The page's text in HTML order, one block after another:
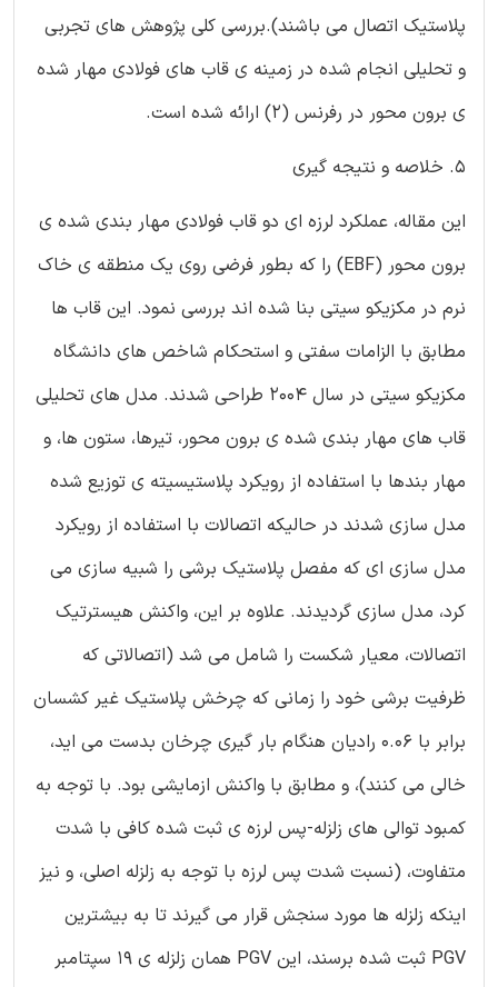
پلاستیک اتصال می باشند).بررسی کلی پژوهش های تجربی
و تحلیلی انجام شده در زمینه ی قاب های فولادی مهار شده
ی برون محور در رفرنس (2) ارائه شده است.
5. خلاصه و نتیجه گیری
این مقاله، عملکرد لرزه ای دو قاب فولادی مهار بندی شده ی
برون محور (EBF) را که بطور فرضی روی یک منطقه ی خاک
نرم در مکزیکو سیتی بنا شده اند بررسی نمود. این قاب ها
مطابق با الزامات سفتی و استحکام شاخص های دانشگاه
مکزیکو سیتی در سال 2004 طراحی شدند. مدل های تحلیلی
قاب های مهار بندی شده ی برون محور، تیرها، ستون ها، و
مهار بندها با استفاده از رویکرد پلاستیسیته ی توزیع شده
مدل سازی شدند در حالیکه اتصالات با استفاده از رویکرد
مدل سازی ای که مفصل پلاستیک برشی را شبیه سازی می
کرد، مدل سازی گردیدند. علاوه بر این، واکنش هیسترتیک
اتصالات، معیار شکست را شامل می شد (اتصالاتی که
ظرفیت برشی خود را زمانی که چرخش پلاستیک غیر کشسان
برابر با 0.06 رادیان هنگام بار گیری چرخان بدست می اید،
خالی می کنند)، و مطابق با واکنش ازمایشی بود. با توجه به
کمبود توالی های زلزله-پس لرزه ی ثبت شده کافی با شدت
متفاوت، (نسبت شدت پس لرزه با توجه به زلزله اصلی، و نیز
اینکه زلزله ها مورد سنجش قرار می گیرند تا به بیشترین
PGV ثبت شده برسند، این PGV همان زلزله ی 19 سپتامبر